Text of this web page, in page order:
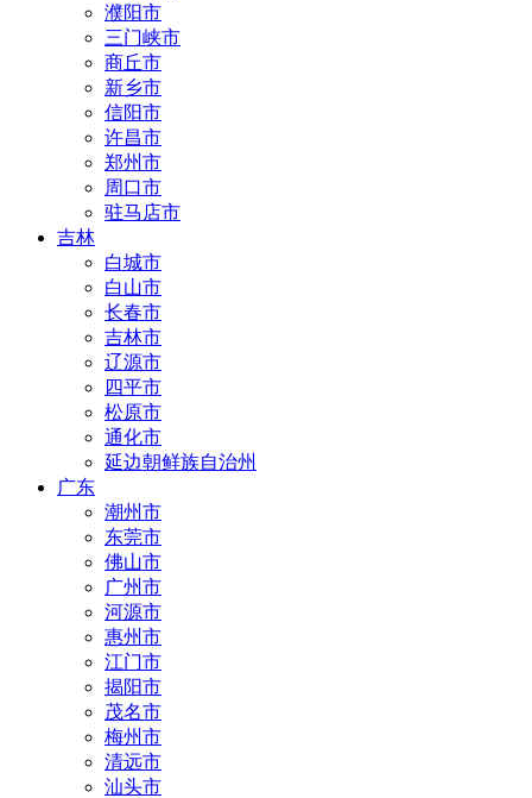
濮阳市
三门峡市
商丘市
新乡市
信阳市
许昌市
郑州市
周口市
驻马店市
吉林
白城市
白山市
长春市
吉林市
辽源市
四平市
松原市
通化市
延边朝鲜族自治州
广东
潮州市
东莞市
佛山市
广州市
河源市
惠州市
江门市
揭阳市
茂名市
梅州市
清远市
汕头市